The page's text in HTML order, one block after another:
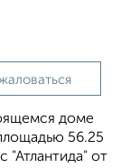
доме
56.25
"Атлантида" от